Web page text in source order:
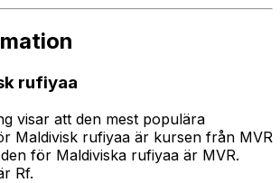
rufiyaa
visar att den mest populära
Maldivisk rufiyaa är kursen från MVR
för Maldiviska rufiyaa är MVR.
Rf.